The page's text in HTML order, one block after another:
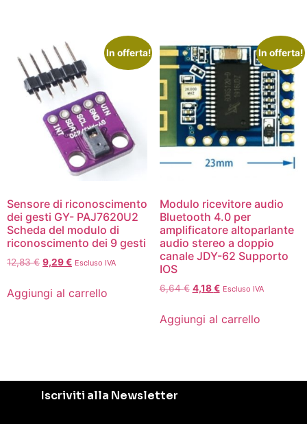
In offerta!
Sensore di riconoscimento
dei gesti GY- PAJ7620U2
Scheda del modulo di
riconoscimento dei 9 gesti
12,83€ 9,29€ Escluso IVA
Aggiungi al carrello
In offerta!
Modulo ricevitore audio
Bluetooth 4.0 per
amplificatore altoparlante
audio stereo a doppio
canale JDY-62 Supporto
IOS
6,64€ 4,18€ Escluso IVA
Aggiungi al carrello
Iscriviti alla Newsletter